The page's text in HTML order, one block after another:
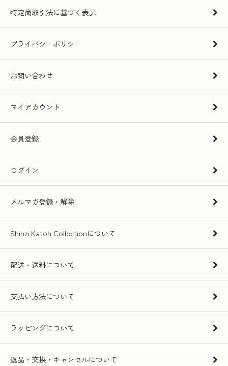
特定商取引法に基づく表記
プライバシーポリシー
お問い合わせ
マイアカウント
会員登録
ログイン
メルマガ登録・解除
Shinzi Katoh Collectionについて
配送・送料について
支払い方法について
ラッピングについて
返品・交換・キャンセルについて